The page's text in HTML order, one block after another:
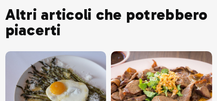
Altri articoli che potrebbero
piacerti